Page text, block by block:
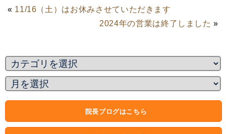
« 11/16（土）はお休みさせていただきます
2024年の営業は終了しました »
院長ブログはこちら